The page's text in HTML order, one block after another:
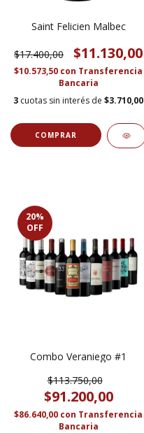
Saint Felicien Malbec
$17.400,00 $11.130,00
$10.573,50 con Transferencia
Bancaria
3 cuotas sin interés de $3.710,00
20%
OFF
Combo Veraniego #1
$113.750,00
$91.200,00
$86.640,00 con Transferencia
Bancaria